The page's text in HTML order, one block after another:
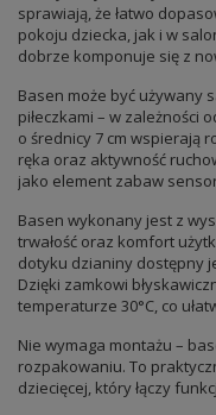
sprawiają, że łatwo
pokoju dziecka, jak i w
dobrze komponuje się z
Basen może być używany
piłeczkami – w zależności
o średnicy 7 cm wspierają
ręka oraz aktywność
jako element zabaw
Basen wykonany jest z
trwałość oraz komfort
dotyku dzianiny dostępny
Dzięki zamkowi
temperaturze 30°C, co
Nie wymaga montażu –
rozpakowaniu. To
dziecięcej, który łączy